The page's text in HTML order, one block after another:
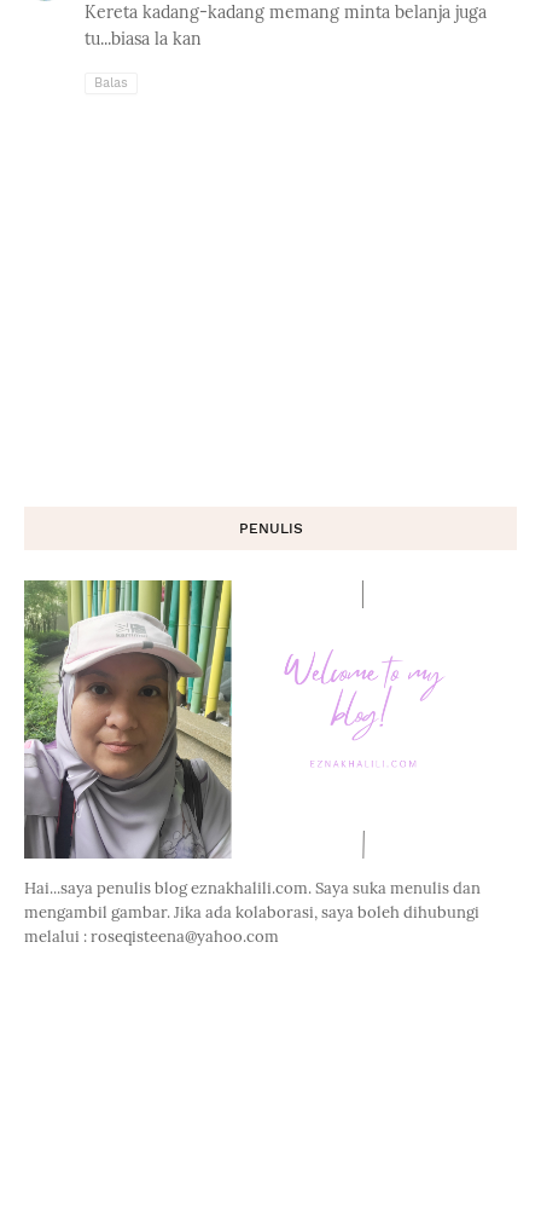
Kereta kadang-kadang memang minta belanja juga
tu...biasa la kan
Balas
PENULIS
Hai...saya penulis blog eznakhalili.com. Saya suka menulis dan
mengambil gambar. Jika ada kolaborasi, saya boleh dihubungi
melalui : roseqisteena@yahoo.com